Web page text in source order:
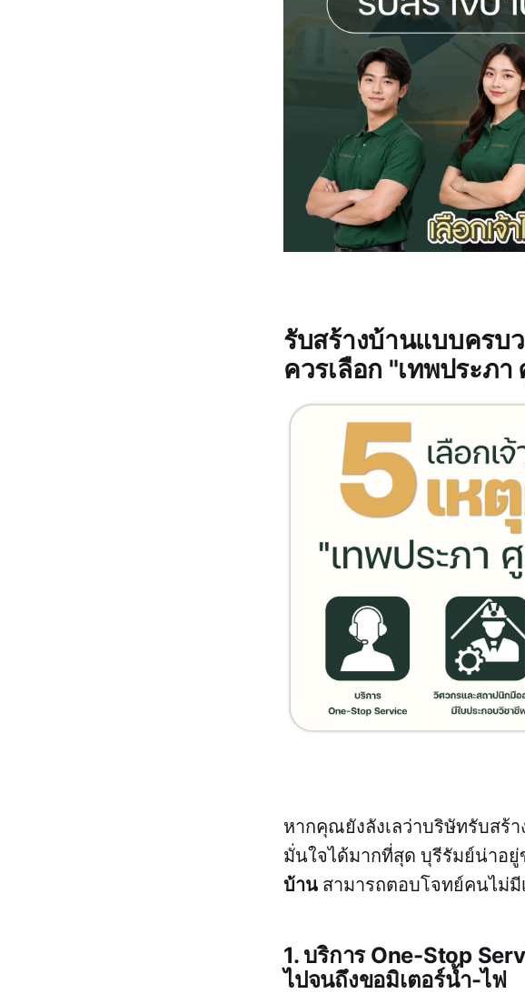
รับสร้างบ้านแบบครบ
ควรเลือก "เทพประภ
หากคุณยังลังเลว่าบริษัทรับสร้
มั่นใจได้มากที่สุด บุรีรัมย์น่าอยู่
บ้าน สามารถตอบโจทย์คนไม่มี
1. บริการ One-Stop
ไปจนถึงขอมิเตอร์น้ำ-ไฟ